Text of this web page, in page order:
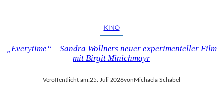
KINO
„Everytime“ – Sandra Wollners neuer experimenteller Film
mit Birgit Minichmayr
Veröffentlicht am:25. Juli 2026vonMichaela Schabel